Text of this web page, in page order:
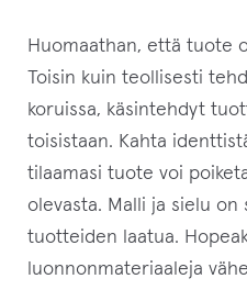
Huomaathan, että tuote
Toisin kuin teollisesti
koruissa, käsintehdyt
toisistaan. Kahta
tilaamasi tuote voi
olevasta. Malli ja sielu on
tuotteiden laatua.
luonnonmateriaaleja